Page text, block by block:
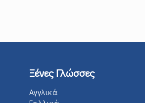
Ξένες Γλώσσες
Αγγλικά